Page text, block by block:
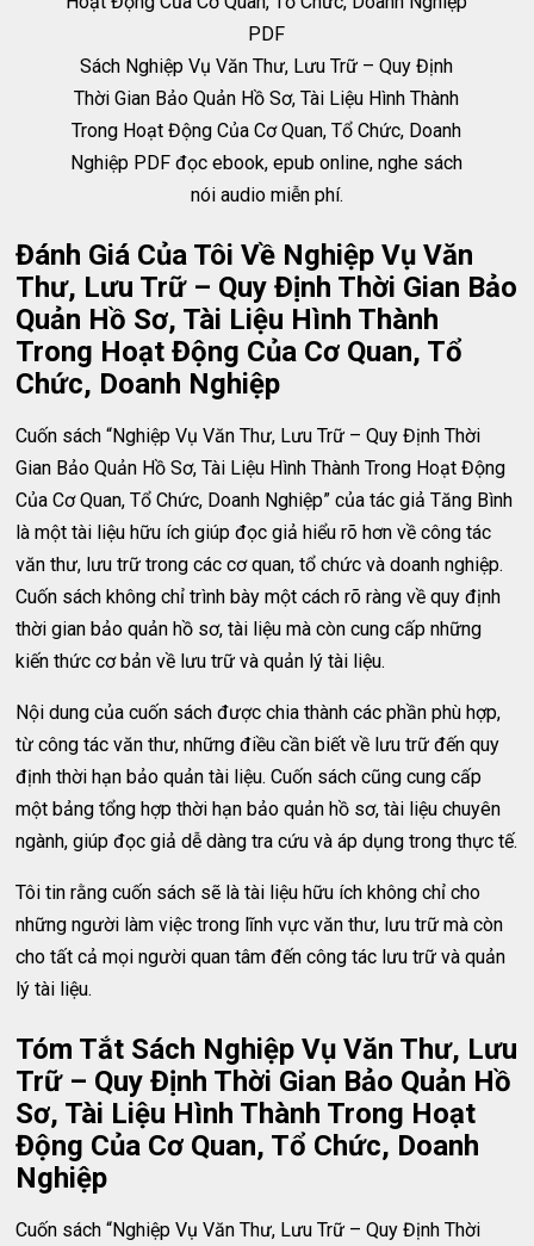
Sách Nghiệp Vụ Văn Thư, Lưu Trữ – Quy Định
Thời Gian Bảo Quản Hồ Sơ, Tài Liệu Hình Thành
Trong Hoạt Động Của Cơ Quan, Tổ Chức, Doanh
Nghiệp PDF đọc ebook, epub online, nghe sách
nói audio miễn phí.
Đánh Giá Của Tôi Về Nghiệp Vụ Văn
Thư, Lưu Trữ – Quy Định Thời Gian Bảo
Quản Hồ Sơ, Tài Liệu Hình Thành
Trong Hoạt Động Của Cơ Quan, Tổ
Chức, Doanh Nghiệp
Cuốn sách “Nghiệp Vụ Văn Thư, Lưu Trữ – Quy Định Thời
Gian Bảo Quản Hồ Sơ, Tài Liệu Hình Thành Trong Hoạt Động
Của Cơ Quan, Tổ Chức, Doanh Nghiệp” của tác giả Tăng Bình
là một tài liệu hữu ích giúp đọc giả hiểu rõ hơn về công tác
văn thư, lưu trữ trong các cơ quan, tổ chức và doanh nghiệp.
Cuốn sách không chỉ trình bày một cách rõ ràng về quy định
thời gian bảo quản hồ sơ, tài liệu mà còn cung cấp những
kiến thức cơ bản về lưu trữ và quản lý tài liệu.
Nội dung của cuốn sách được chia thành các phần phù hợp,
từ công tác văn thư, những điều cần biết về lưu trữ đến quy
định thời hạn bảo quản tài liệu. Cuốn sách cũng cung cấp
một bảng tổng hợp thời hạn bảo quản hồ sơ, tài liệu chuyên
ngành, giúp đọc giả dễ dàng tra cứu và áp dụng trong thực tế.
Tôi tin rằng cuốn sách sẽ là tài liệu hữu ích không chỉ cho
những người làm việc trong lĩnh vực văn thư, lưu trữ mà còn
cho tất cả mọi người quan tâm đến công tác lưu trữ và quản
lý tài liệu.
Tóm Tắt Sách Nghiệp Vụ Văn Thư, Lưu
Trữ – Quy Định Thời Gian Bảo Quản Hồ
Sơ, Tài Liệu Hình Thành Trong Hoạt
Động Của Cơ Quan, Tổ Chức, Doanh
Nghiệp
Cuốn sách “Nghiệp Vụ Văn Thư, Lưu Trữ – Quy Định Thời